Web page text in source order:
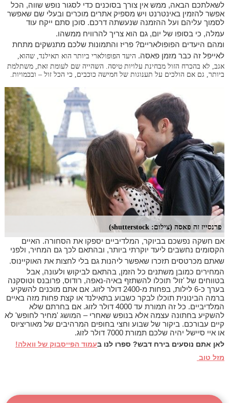
לשאלתכם הבאה, ממש אין צורך בסוכנים כדי לסגור נופש שווה, הכל
אפשר להזמין באינטרנט ויש מספיק אתרים מוכרים ובעלי שם שאפשר
לסמוך עליהם ועל ההזמנה שנעשתה דרכם. סוכן סתם ייקח עוד
עמלה, כי בסופו של יום, גם הוא צריך להרוויח ממשהו.
ומהם היעדים הפופולאריים? פריז והתמונות שלכם מתנשקים מתחת
לאייפל זה כבר מזמן פאסה. היעד הפופולארי ביותר הוא תאילנד, שהוא,
אגב, לא בהכרח הזול מבחינת עלויות טיסה. השהייה שם לעומת זאת, משתלמת
ביותר, גם אם הולכים על תענוגות של חמישה כוכבים, כי הכל זול – ובכמויות.
פרנסייז זה פאסה (צילום: shutterstock)
אם חשקה נפשכם בביוקר, המלדיביים יספקו את הסחורה. האיים
הקסומים נחשבים ליעד יוקרתי ביותר, ובהתאם לכך גם המחיר, ולפני
שאתם מכרטסים תזכרו שאפשר ליהנות גם בלי לחצות את האוקיינוס.
המחירים כמובן משתנים כל הזמן, בהתאם לביקוש ולעונה, אבל
בטווחים של 'זול' תוכלו להשתזף באיה-נאפה, רודוס, פרובנס וטוסקנה
בערך כ-6 לילות, בפחות מ-2400 דולר לזוג. אם אתם מוכנים להשקיע
ברמה הבינונית תוכלו לבקר כשבוע בתאילנד או קצת פחות מזה באיים
המלדיביים. כל זה תמורת עד 4000 דולר לזוג. אם בחרתם שלא
להשקיע בחתונה עצמה אלא בנופש שאחרי – המושג 'מחיר לחופש' לא
קיים עבורכם. ביקור של שבוע וחצי בחופים המרהיבים של מאוריציוס
או איי סיישל יהיה שלכם תמורת 7000 דולר לזוג.
לאן אתם נוסעים בירח דבש? ספרו לנו בעמוד הפייסבוק של וואלה!
מזל טוב